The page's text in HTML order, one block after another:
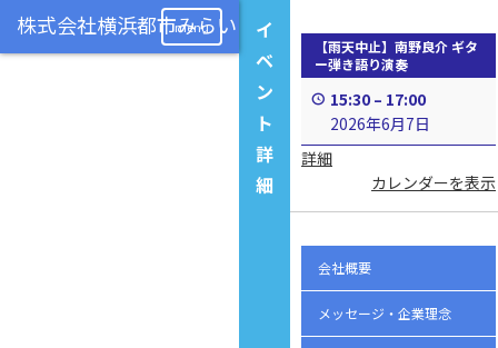
menu
イ
ベ
ン
ト
詳
細
【雨天中止】南野良介 ギタ
ー弾き語り演奏
15:30 – 17:00
2026年6月7日
詳細
カレンダーを表示
会社概要
メッセージ・企業理念